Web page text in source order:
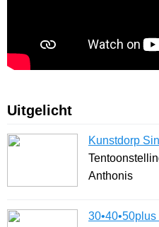
Uitgelicht
Kunstdorp
Anthonis